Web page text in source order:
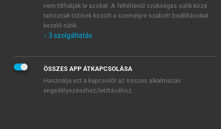
mersz.huoldalak licencszerződéseiben foglaltakat
tudomásul veszem és elfogadom.
KIPRÓBÁLOM
nem tilthatják le azokat. A feltétlenül szükséges sütik közé
tartoznak többek között a személyre szabott beállításokat
kezelő sütik.
↓ 3 szolgáltatás
ÖSSZES APP ÁTKAPCSOLÁSA
Használja ezt a kapcsolót az összes alkalmazás
engedélyezéséhez/letiltásához.